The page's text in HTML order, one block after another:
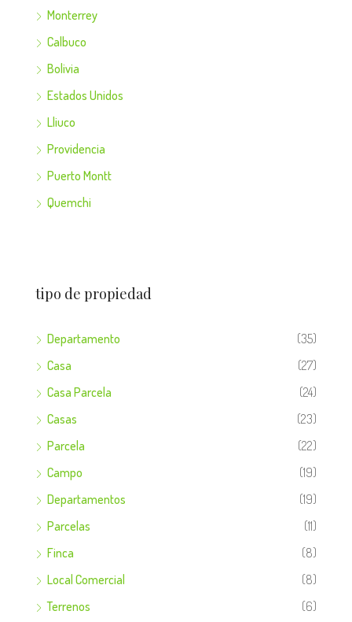
Monterrey
Calbuco
Bolivia
Estados Unidos
Lliuco
Providencia
Puerto Montt
Quemchi
tipo de propiedad
Departamento
(35)
Casa
(27)
Casa Parcela
(24)
Casas
(23)
Parcela
(22)
Campo
(19)
Departamentos
(19)
Parcelas
(11)
Finca
(8)
Local Comercial
(8)
Terrenos
(6)